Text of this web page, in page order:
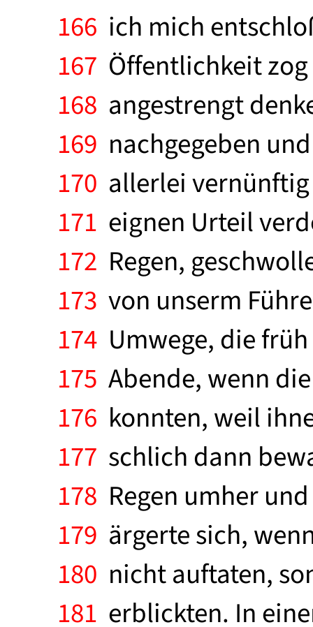
166 ich mich
167 Öffentlichkeit
168 angestrengt
169 nachgegeben
170 allerlei
171 eignen Urteil
172 Regen,
173 von unserm
174 Umwege, die
175 Abende, wenn
176 konnten, weil
177 schlich dann
178 Regen umher
179 ärgerte sich,
180 nicht auftaten,
181 erblickten. In